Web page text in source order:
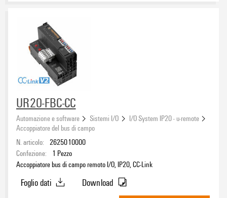
UR20-FBC-CC
Automazione e software Sistemi I/O
I/O System IP20 - u-remote
Accoppiatore del bus di campo
N. articolo: 2625010000
Confezione:
1 Pezzo
Accoppiatore bus di campo remoto I/O, IP20, CC-Link
Foglio dati
Download